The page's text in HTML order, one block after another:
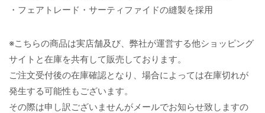
・フェアトレード・サーティファイドの縫製を採用
※こちらの商品は実店舗及び、弊社が運営する他ショッピング
サイトと在庫を共有して販売しております。
ご注文受付後の在庫確認となり、場合によっては在庫切れが
発生する可能性もございます。
その際は申し訳ございませんがメールでお知らせ致しますの